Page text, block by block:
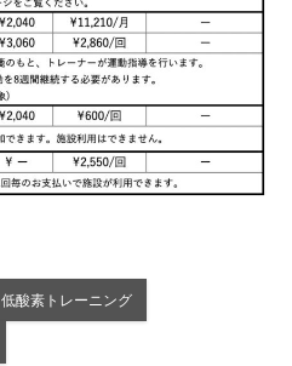
低酸素トレーニング